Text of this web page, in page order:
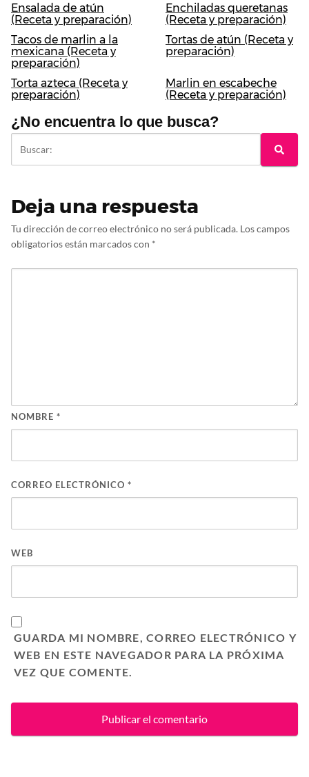
Ensalada de atún
(Receta y preparación)
Enchiladas queretanas
(Receta y preparación)
Tacos de marlin a la
mexicana (Receta y
preparación)
Tortas de atún (Receta y
preparación)
Torta azteca (Receta y
preparación)
Marlin en escabeche
(Receta y preparación)
¿No encuentra lo que busca?
Deja una respuesta
Tu dirección de correo electrónico no será publicada. Los campos
obligatorios están marcados con *
NOMBRE *
CORREO ELECTRÓNICO *
WEB
GUARDA MI NOMBRE, CORREO ELECTRÓNICO Y
WEB EN ESTE NAVEGADOR PARA LA PRÓXIMA
VEZ QUE COMENTE.